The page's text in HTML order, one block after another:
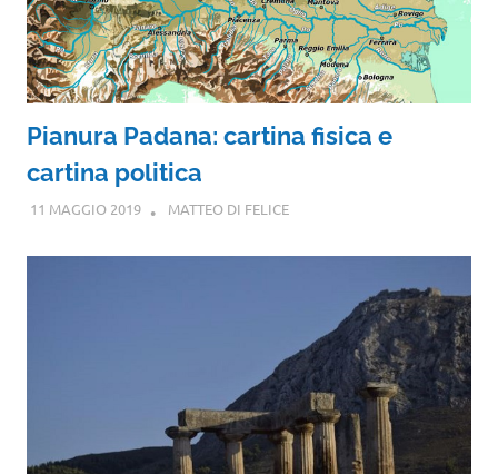
Pianura Padana: cartina fisica e
cartina politica
11 MAGGIO 2019 MATTEO DI FELICE